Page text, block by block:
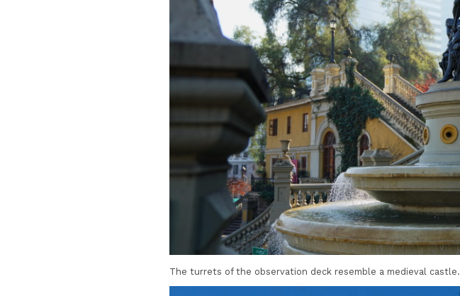
The turrets of the observation deck resemble a medieval castle.